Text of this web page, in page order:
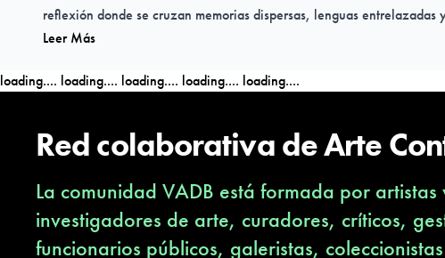
reflexión donde se cruzan memorias dispersas, lenguas entrelazadas
superponen como capas de edades doradas. Un territorio en
Leer Más
loading.... loading.... loading.... loading.... loading....
Red colaborativa de Arte
La comunidad VADB está formada por
investigadores de arte, curadores, críticos,
funcionarios públicos, galeristas,